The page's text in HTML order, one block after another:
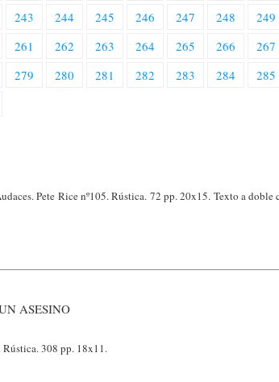
243 244 245 246 247 248 249
261 262 263 264 265 266 267
279 280 281 282 283 284 285
Pete Rice nº105. Rústica. 72 pp. 20x15. Texto a
ASESINO
308 pp. 18x11.